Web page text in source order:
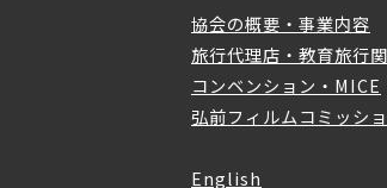
協会の概要・事業内容
旅行代理店・教育旅行
コンベンション・MICE
弘前フィルムコミッシ
English